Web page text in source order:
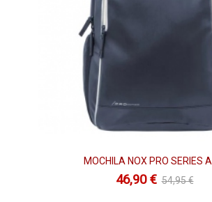
MOCHILA NOX PRO SERIES
46,90 € 54,95 €